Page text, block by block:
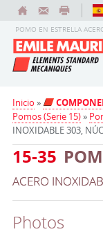
POMO EN ESTRELLA
Inicio »
Pomos (Serie 15)»
INOXIDABLE 303,
15-35
ACERO
Photos